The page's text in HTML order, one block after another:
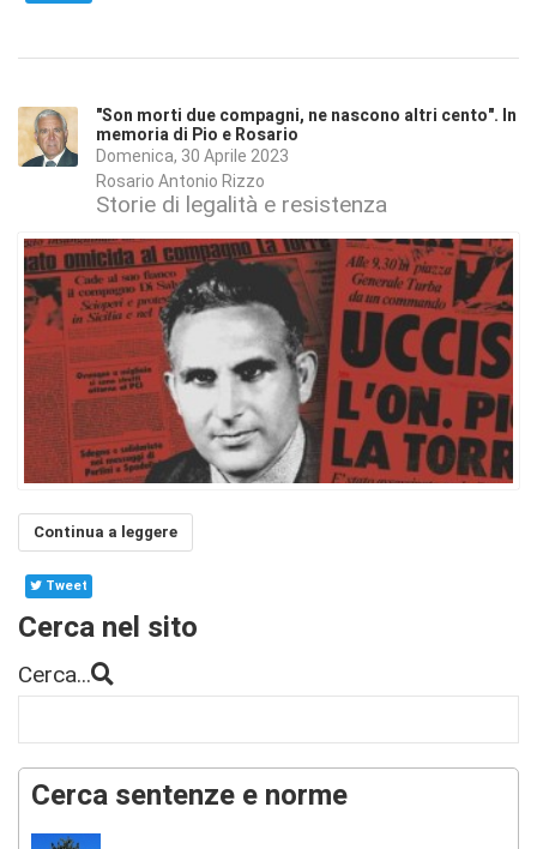
"Son morti due compagni, ne nascono altri cento". In
memoria di Pio e Rosario
Domenica, 30 Aprile 2023
Rosario Antonio Rizzo
Storie di legalità e resistenza
Continua a leggere
Tweet
Cerca nel sito
Cerca...
Cerca sentenze e norme